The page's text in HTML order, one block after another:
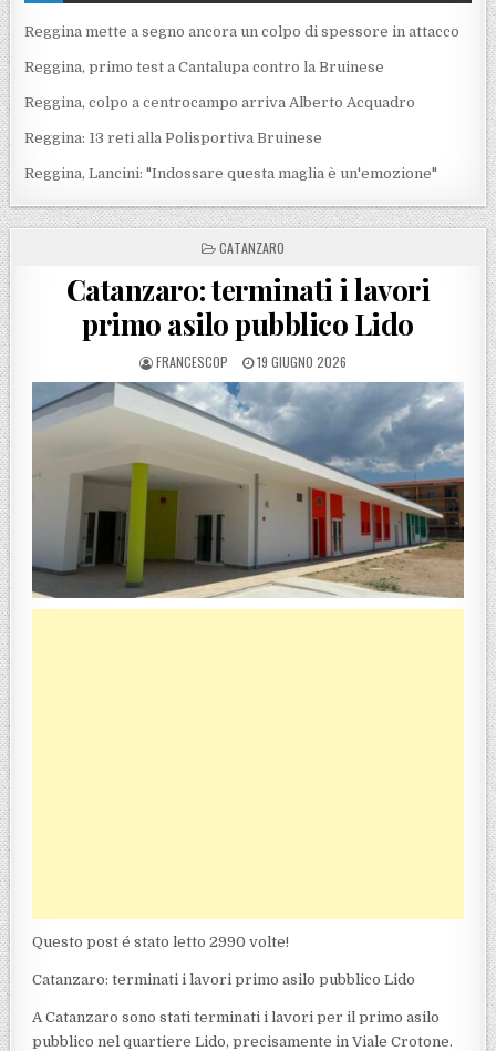
Reggina mette a segno ancora un colpo di spessore in attacco
Reggina, primo test a Cantalupa contro la Bruinese
Reggina, colpo a centrocampo arriva Alberto Acquadro
Reggina: 13 reti alla Polisportiva Bruinese
Reggina, Lancini: "Indossare questa maglia è un'emozione"
POSTED IN
CATANZARO
Catanzaro: terminati i lavori
primo asilo pubblico Lido
POSTED BY
FRANCESCOP POSTED ON
19 GIUGNO 2026
Questo post é stato letto 2990 volte!
Catanzaro: terminati i lavori primo asilo pubblico Lido
A Catanzaro sono stati terminati i lavori per il primo asilo
pubblico nel quartiere Lido, precisamente in Viale Crotone.